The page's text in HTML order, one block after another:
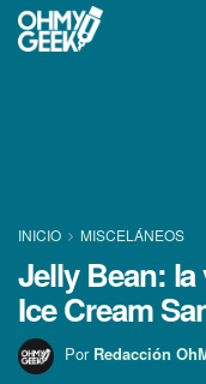
INICIO MISCELÁNEOS
Jelly Bean:
Ice Cream
Por Redacción